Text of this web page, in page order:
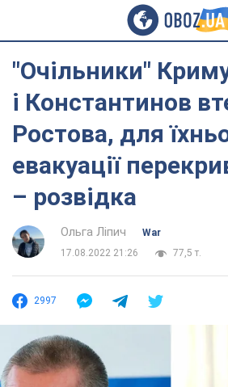
"Очільники"
і Константинов
Ростова, для
евакуації
– розвідка
Ольга Ліпич
War
17.08.2022 21:26
77,5 т.
2997